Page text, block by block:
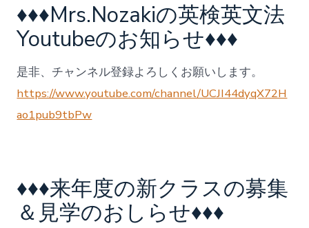
♦♦♦Mrs.Nozakiの英検英文法
Youtubeのお知らせ♦♦♦
是非、チャンネル登録よろしくお願いします。
https://www.youtube.com/channel/UCJI44dyqX72H
ao1pub9tbPw
♦♦♦来年度の新クラスの募集
＆見学のおしらせ♦♦♦